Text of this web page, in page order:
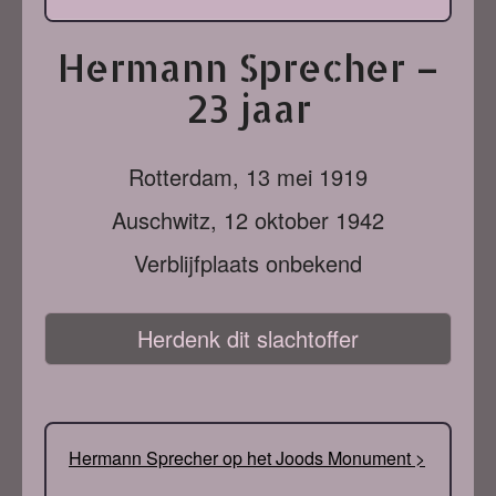
Hermann Sprecher –
23 jaar
Rotterdam, 13 mei 1919
Auschwitz, 12 oktober 1942
Verblijfplaats onbekend
Herdenk dit slachtoffer
Hermann Sprecher op het Joods Monument >